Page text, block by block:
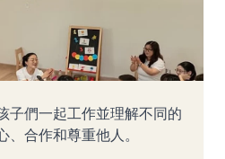
子們一起工作並理解不同的
合作和尊重他人。